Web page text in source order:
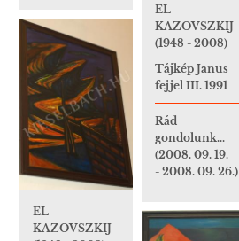
EL
KAZOVSZKIJ
(1948 - 2008)
Tájkép Janus
fejjel III. 1991
Rád
gondolunk...
(2008. 09. 19.
- 2008. 09. 26.)
EL
KAZOVSZKIJ